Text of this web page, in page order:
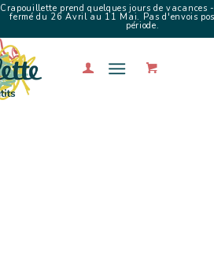
Crapouillette prend quelques jours de vacances
fermé du 26 Avril au 11 Mai. Pas d'envois
période.